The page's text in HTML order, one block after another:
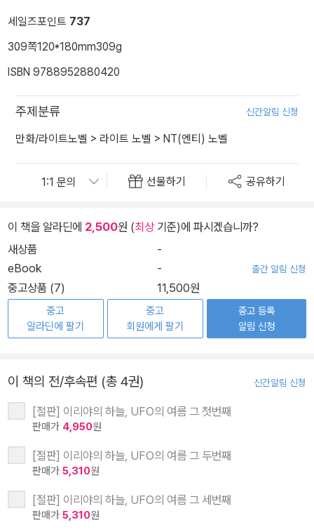
세일즈포인트 737
309쪽120*180mm309g
ISBN 9788952880420
주제분류 신간알림 신청
만화/라이트노벨 > 라이트 노벨 > NT(엔티) 노벨
선물하기 공유하기
이 책을 알라딘에 2,500원 (최상기준)에 파시겠습니까?
새상품
-
eBook
- 출간 알림 신청
중고상품 (7) 11,500원
중고
알라딘에 팔기
중고
회원에게 팔기
중고 등록
알림 신청
이 책의 전/후속편 (총 4권) 신간알림 신청
[절판] 이리야의 하늘, UFO의 여름 그 첫번째
판매가 4,950원
[절판] 이리야의 하늘, UFO의 여름 그 두번째
판매가 5,310원
[절판] 이리야의 하늘, UFO의 여름 그 세번째
판매가 5,310원